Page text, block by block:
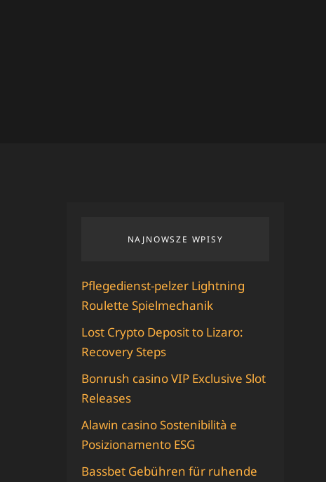
NAJNOWSZE WPISY
Pflegedienst-pelzer Lightning
Roulette Spielmechanik
Lost Crypto Deposit to Lizaro:
Recovery Steps
Bonrush casino VIP Exclusive Slot
Releases
Alawin casino Sostenibilità e
Posizionamento ESG
Bassbet Gebühren für ruhende